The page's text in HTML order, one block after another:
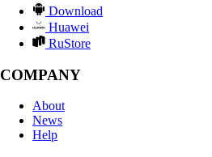
Download
Huawei
RuStore
COMPANY
About
News
Help